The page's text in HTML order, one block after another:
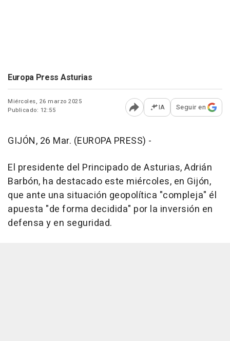
Europa Press Asturias
Miércoles, 26 marzo 2025
Publicado: 12:55
Abrir opciones para
IA Seguir en
GIJÓN, 26 Mar. (EUROPA PRESS) -
El presidente del Principado de Asturias, Adrián
Barbón, ha destacado este miércoles, en Gijón,
que ante una situación geopolítica "compleja" él
apuesta "de forma decidida" por la inversión en
defensa y en seguridad.